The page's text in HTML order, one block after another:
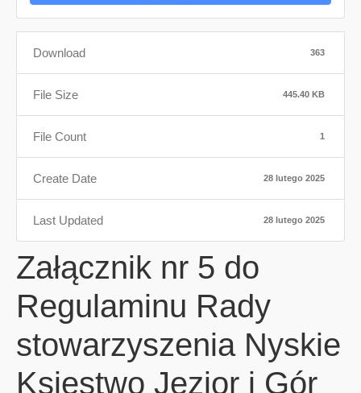
Download 363
File Size 445.40 KB
File Count 1
Create Date 28 lutego 2025
Last Updated 28 lutego 2025
Załącznik nr 5 do
Regulaminu Rady
stowarzyszenia Nyskie
Księstwo Jezior i Gór